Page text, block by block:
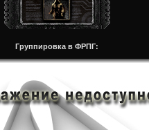
Группировка в ФРПГ: